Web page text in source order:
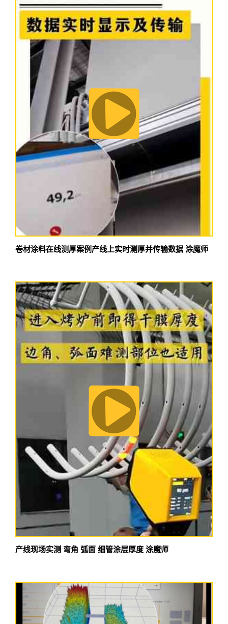
卷材涂料在线测厚案例产线上实时测厚并传输数据 涂魔师
产线现场实测 弯角 弧面 细管涂层厚度 涂魔师